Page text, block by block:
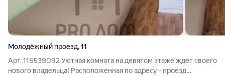
Молодёжный проезд,11
Арт. 116539092 Уютная комната на девятом этаже ждет своего
нового владельца! Расположенная по адресу - проезд